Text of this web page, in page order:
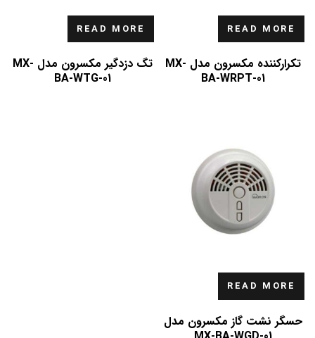
READ MORE
تکرارکننده مکسرون مدل MX-
BA-WRPT-01
READ MORE
تگ دزدگیر مکسرون مدل MX-
BA-WTG-01
READ MORE
حسگر نشت گاز مکسرون مدل